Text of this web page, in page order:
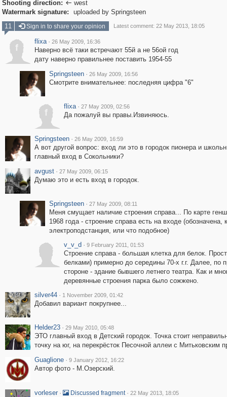
Shooting direction:  west
Watermark signature:
uploaded by Springsteen
11
Sign in to share your opinion Latest comment: 22 May 2013, 18:05
f
flixa · 26 May 2009, 16:36
Наверно всё таки встречают 55й а не 56ой год
дату наверно правильнее поставить 1954-55
Springsteen · 26 May 2009, 16:56
Смотрите внимательнее: последняя цифра "6"
f
flixa · 27 May 2009, 02:56
Да пожалуй вы правы.Извиняюсь.
Springsteen · 26 May 2009, 16:59
А вот другой вопрос: вход ли это в городок пионера и
главный вход в Сокольники?
avgust · 27 May 2009, 06:15
Думаю это и есть вход в городок.
Springsteen · 27 May 2009, 08:11
Меня смущает наличие строения справа... По карте
1968 года - строение справа есть на входе (обозначена,
электроподстанция, или что подобное)
v_v_d · 9 February 2011, 01:53
Строение справа - большая клетка для белок.
белками) примерно до середины 70-х г.г. Далее, по
стороне - здание бывшего летнего театра. Как и
деревянные строения парка было сожжено.
silver44 · 1 November 2009, 01:42
Добавил вариант покрупнее...
Helder23 · 29 May 2010, 05:48
ЭТО главный вход в Детский городок. Точка стоит
точку на юг, на перекрёсток Песочной аллеи с Митьковским
Guaglione · 9 January 2012, 16:22
Автор фото - М.Озерский.
vorleser · Discussed fragment · 22 May 2013, 18:05